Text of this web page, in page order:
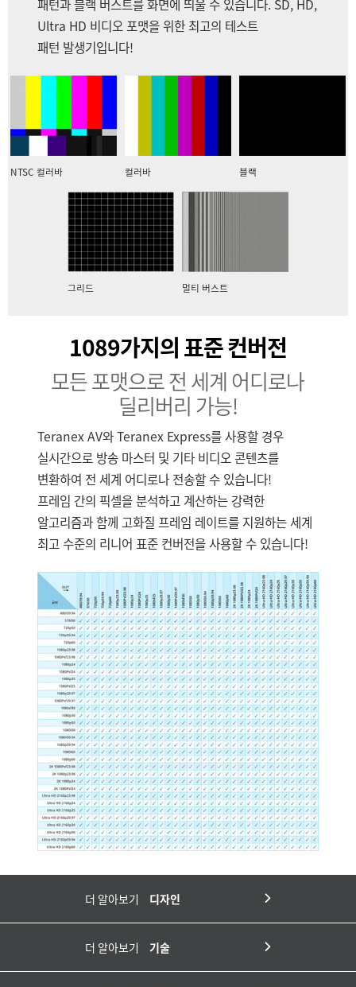
패턴과 블랙 버스트를 화면에 띄울 수 있습니다. SD, HD,
Ultra HD 비디오 포맷을 위한 최고의 테스트
패턴 발생기입니다!
NTSC 컬러바 컬러바 블랙
그리드 멀티 버스트
1089가지의 표준 컨버전
모든 포맷으로 전 세계 어디로나
딜리버리 가능!
Teranex AV와 Teranex Express를 사용할 경우
실시간으로 방송 마스터 및 기타 비디오 콘텐츠를
변환하여 전 세계 어디로나 전송할 수 있습니다!
프레임 간의 픽셀을 분석하고 계산하는 강력한
알고리즘과 함께 고화질 프레임 레이트를 지원하는 세계
최고 수준의 리니어 표준 컨버전을 사용할 수 있습니다!
더 알아보기 디자인
더 알아보기 기술